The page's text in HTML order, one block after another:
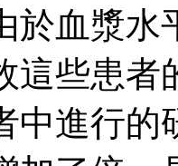
於血漿
這些患者
中進行的